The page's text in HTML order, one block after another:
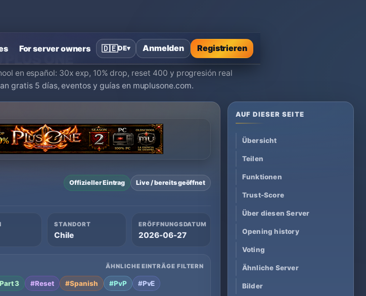
For server owners 🇩🇪DE▾ Anmelden Registrieren
Private Server›MU PLUS ONE
en español: 30x exp, 10% drop, reset 400 y progresión real
gratis 5 días, eventos y guías en muplusone.com.
Offizieller Eintrag Live / bereits geöffnet
STANDORT
Chile
ERÖFFNUNGSDATUM
2026-06-27
ÄHNLICHE EINTRÄGE FILTERN
3 #Reset #Spanish #PvP
#PvE
AUF DIESER SEITE
Übersicht
Teilen
Funktionen
Trust-Score
Über diesen Server
Opening history
Voting
Ähnliche Server
Bilder